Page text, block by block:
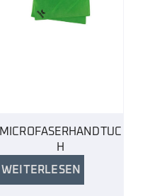
MICROFASERHANDTUC
H
WEITERLESEN